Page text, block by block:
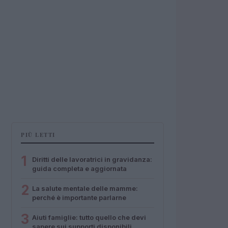
PIÙ LETTI
1
Diritti delle lavoratrici in gravidanza:
guida completa e aggiornata
2 La salute mentale delle mamme:
perché è importante parlarne
3 Aiuti famiglie: tutto quello che devi